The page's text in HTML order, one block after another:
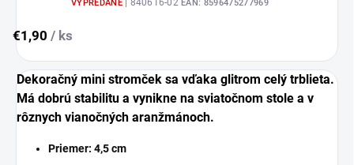
VYPREDANÉ | 840616-02 EAN: 8596475277969
€1,90 / ks
Dekoračný mini stromček sa vďaka glitrom celý trblieta.
Má dobrú stabilitu a vynikne na sviatočnom stole a v
rôznych vianočných aranžmánoch.
Priemer: 4,5 cm